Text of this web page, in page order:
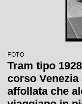
FOTO
Tram tipo
corso
affollata che